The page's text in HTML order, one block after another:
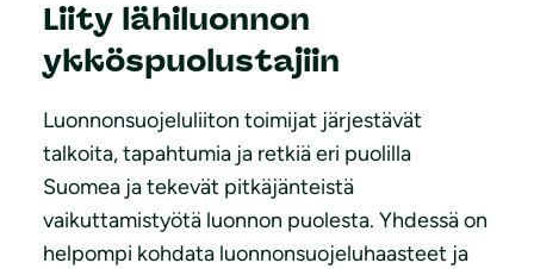
Liity lähiluonnon
ykköspuolustajiin
Luonnonsuojeluliiton toimijat järjestävät
talkoita, tapahtumia ja retkiä eri puolilla
Suomea ja tekevät pitkäjänteistä
vaikuttamistyötä luonnon puolesta. Yhdessä on
helpompi kohdata luonnonsuojeluhaasteet ja